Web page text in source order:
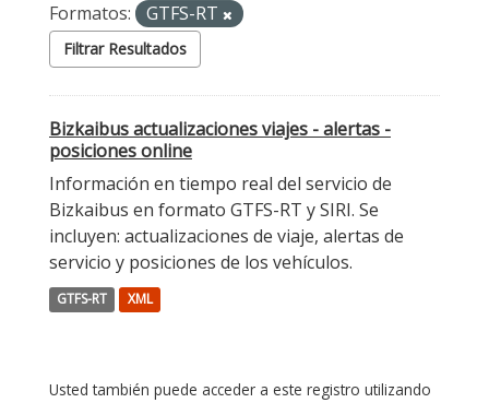
Formatos:
GTFS-RT
Filtrar Resultados
Bizkaibus actualizaciones viajes - alertas -
posiciones online
Información en tiempo real del servicio de
Bizkaibus en formato GTFS-RT y SIRI. Se
incluyen: actualizaciones de viaje, alertas de
servicio y posiciones de los vehículos.
GTFS-RT XML
Usted también puede acceder a este registro utilizando